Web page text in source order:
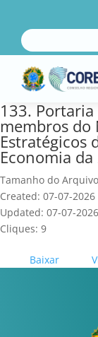
133.
membros do
Estratégicos
Economia da
Tamanho do
Created: 07-07-2026
Updated: 07-07-2026
Cliques: 9
Baixar